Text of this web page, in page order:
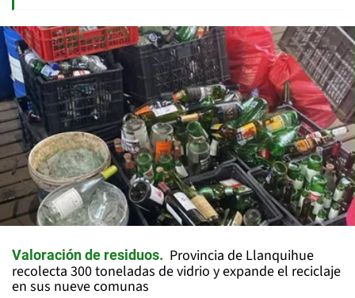
Valoración de residuos
Provincia de Llanquihue
recolecta 300 toneladas de vidrio y expande el reciclaje
en sus nueve comunas